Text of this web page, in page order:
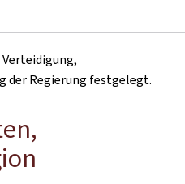
der Regierung festgelegt.